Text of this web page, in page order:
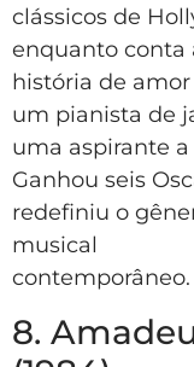
clássicos de
enquanto conta
história de
um pianista de
uma aspirante a
Ganhou seis
redefiniu o
musical
contemporâneo.
8.